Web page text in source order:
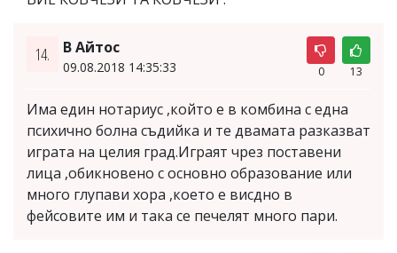
14. В Айтос
09.08.2018 14:35:33 0 13
Има един нотариус ,който е в комбина с една
психично болна съдийка и те двамата разказват
играта на целия град.Играят чрез поставени
лица ,обикновено с основно образование или
много глупави хора ,което е висдно в
фейсовите им и така се печелят много пари.